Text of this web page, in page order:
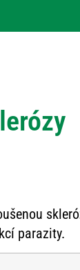
parazity.